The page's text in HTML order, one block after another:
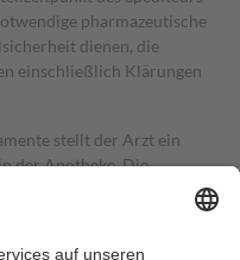
pharmazeutische
dienen, die
einschließlich Klärungen
stellt der Arzt ein
der Apotheke. Die
in der Regel die
Teil davon als Zuzahlung